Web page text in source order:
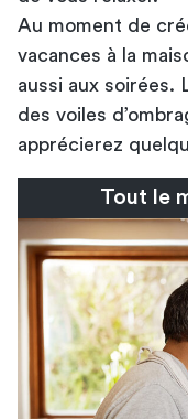
Au moment de
vacances à la
aussi aux soirées.
des voiles
apprécierez
Tout le